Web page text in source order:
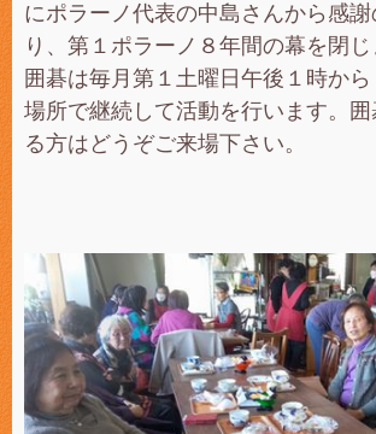
にポラーノ代表の中島さんから感
り、第１ポラーノ８年間の幕を閉
囲碁は毎月第１土曜日午後１時か
場所で継続して活動を行います。
る方はどうぞご来場下さい。